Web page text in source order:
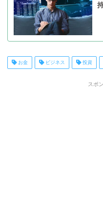
お金 ビジネス 投資
スポ